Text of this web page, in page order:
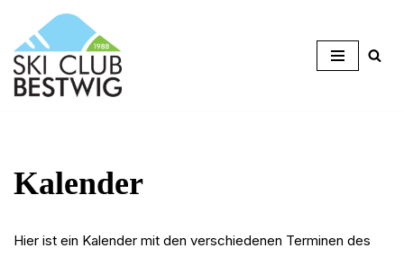
Zum
Inhalt
springen
Kalender
Hier ist ein Kalender mit den verschiedenen Terminen des